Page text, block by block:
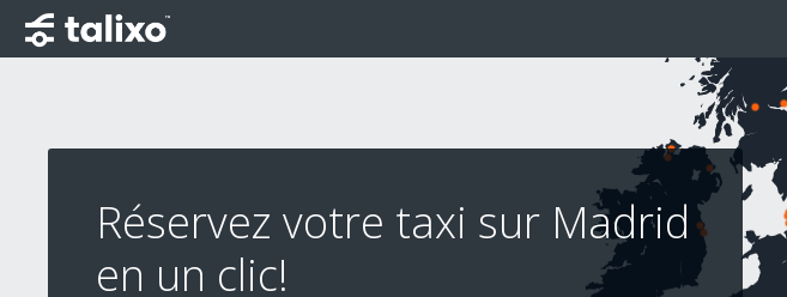
Réservez votre taxi sur Madrid
en un clic!